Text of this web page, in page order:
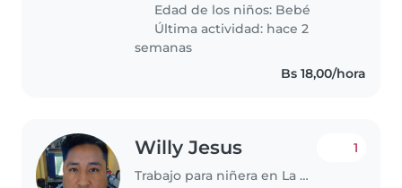
Edad de los niños: Bebé
Última actividad: hace 2
semanas
Bs 18,00/hora
Willy Jesus
Trabajo para niñera en La Paz
1